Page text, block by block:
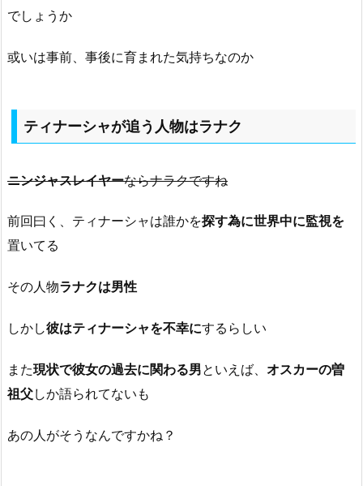
でしょうか
或いは事前、事後に育まれた気持ちなのか
ティナーシャが追う人物はラナク
ニンジャスレイヤーならナラクですね
前回曰く、ティナーシャは誰かを探す為に世界中に監視を
置いてる
その人物ラナクは男性
しかし彼はティナーシャを不幸にするらしい
また現状で彼女の過去に関わる男といえば、 オスカーの曽
祖父しか語られてないも
あの人がそうなんですかね？